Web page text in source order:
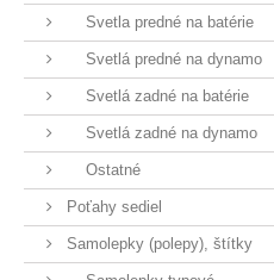
Svetla predné na batérie
Svetlá predné na dynamo
Svetlá zadné na batérie
Svetlá zadné na dynamo
Ostatné
Poťahy sediel
Samolepky (polepy), štítky